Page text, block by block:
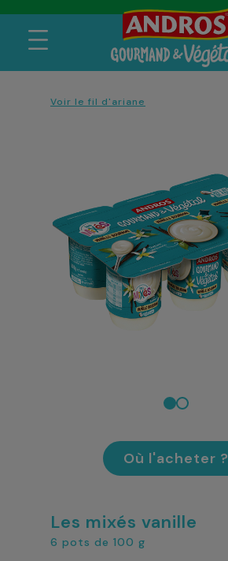
Voir le fil d'ariane
Où l'acheter ?
Les mixés vanille
6 pots de 100 g